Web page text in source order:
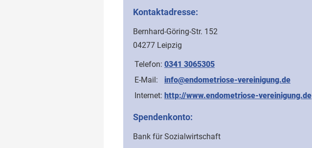
Kontaktadresse:
Bernhard-Göring-Str. 152
04277 Leipzig
Telefon: 0341 3065305
E-Mail:
info@endometriose-vereinigung.de
Internet: http://www.endometriose-vereinigung.de
Spendenkonto:
Bank für Sozialwirtschaft